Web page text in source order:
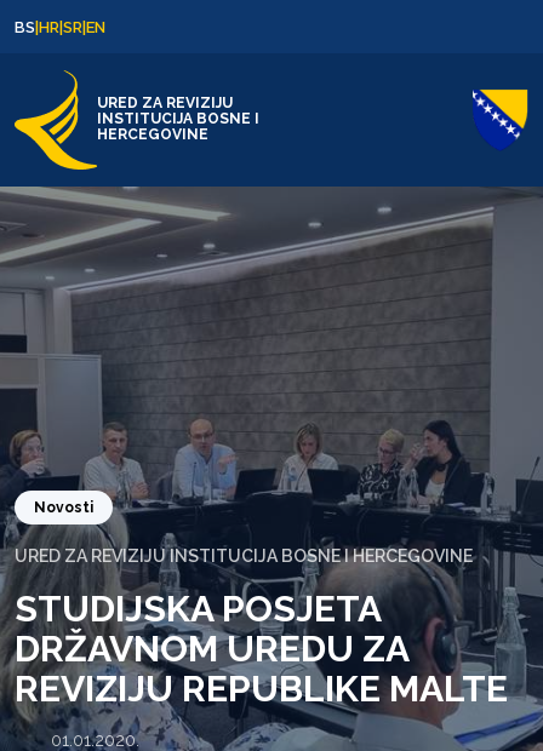
BS|HR|SR|EN
URED ZA REVIZIJU
INSTITUCIJA BOSNE I
HERCEGOVINE
Novosti
URED ZA REVIZIJU INSTITUCIJA BOSNE I HERCEGOVINE
STUDIJSKA POSJETA
DRŽAVNOM UREDU ZA
REVIZIJU REPUBLIKE MALTE
01.01.2020.